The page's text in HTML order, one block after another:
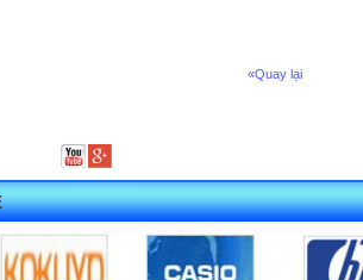
«Quay lại